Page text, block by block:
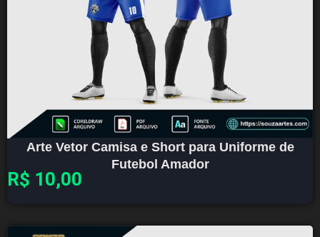
Arte Vetor Camisa e Short para Uniforme de
Futebol Amador
R$ 10,00